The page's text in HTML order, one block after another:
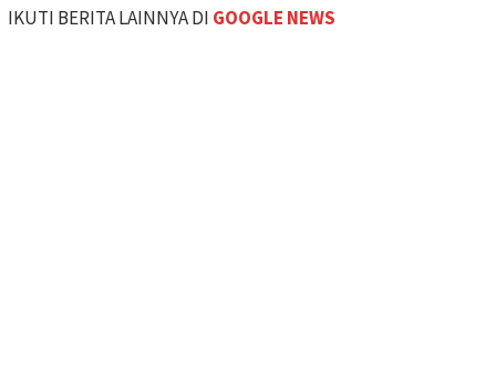
IKUTI BERITA LAINNYA DI GOOGLE NEWS